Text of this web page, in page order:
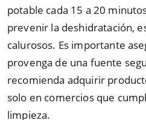
potable cada 15 a 20
prevenir la deshidratación,
calurosos. Es importante
provenga de una fuente
recomienda adquirir
solo en comercios que
limpieza.